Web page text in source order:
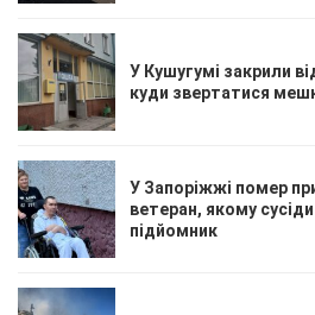
У Кушугумі закрили
куди звертатися
У Запоріжжі помер
ветеран, якому
підйомник